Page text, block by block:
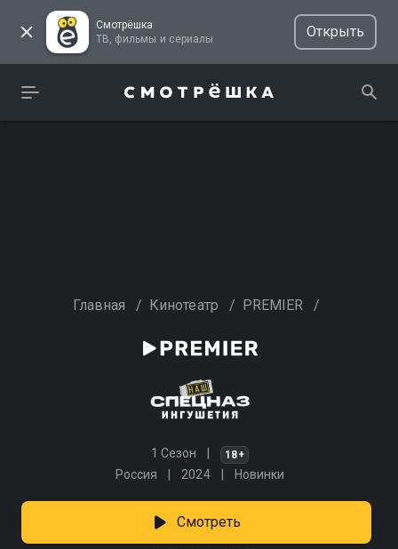
Смотрёшка
ТВ, фильмы и сериалы
Открыть
Главная / Кинотеатр / PREMIER /
1 Сезон 18+
Россия 2024 Новинки
Смотреть